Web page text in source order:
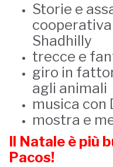
Storie e
Shadhilly
trecce e
giro in
agli animali
musica con
mostra e
Il Natale è più
Pacos!